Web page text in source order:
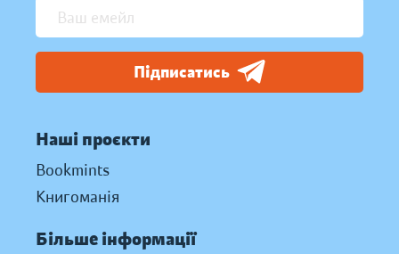
Підписатись
Наші проєкти
Bookmints
Книгоманія
Більше інформації